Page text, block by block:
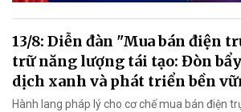
13/8: Diễn đàn "Mua bán điện
trữ năng lượng tái tạo: Đòn
dịch xanh và phát triển bền
Hành lang pháp lý cho cơ chế mua bán điện